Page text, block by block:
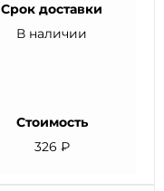
Срок доставки
В наличии
Стоимость
326 ₽